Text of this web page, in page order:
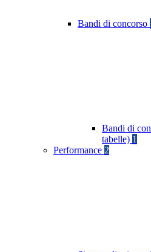
Bandi di concorso
Bandi di
tabelle) 1
Performance 2